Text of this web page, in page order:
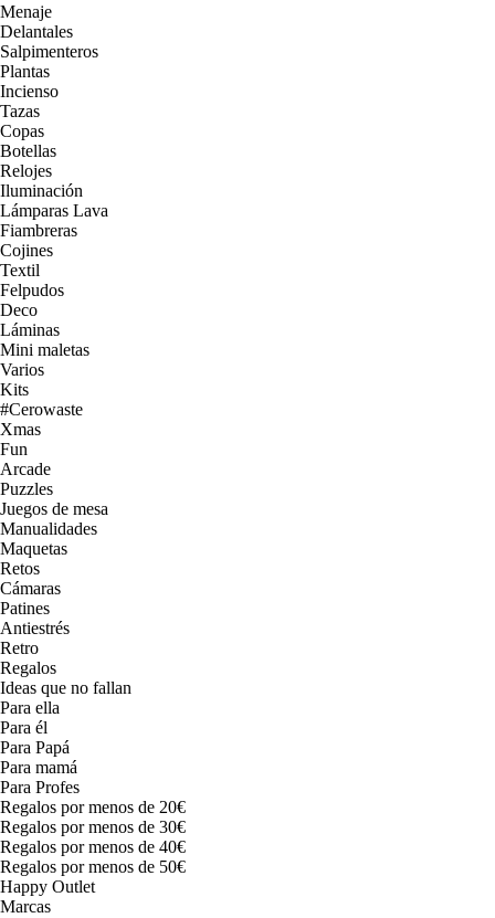
Menaje
Delantales
Salpimenteros
Plantas
Incienso
Tazas
Copas
Botellas
Relojes
Iluminación
Lámparas Lava
Fiambreras
Cojines
Textil
Felpudos
Deco
Láminas
Mini maletas
Varios
Kits
#Cerowaste
Xmas
Fun
Arcade
Puzzles
Juegos de mesa
Manualidades
Maquetas
Retos
Cámaras
Patines
Antiestrés
Retro
Regalos
Ideas que no fallan
Para ella
Para él
Para Papá
Para mamá
Para Profes
Regalos por menos de 20€
Regalos por menos de 30€
Regalos por menos de 40€
Regalos por menos de 50€
Happy Outlet
Marcas